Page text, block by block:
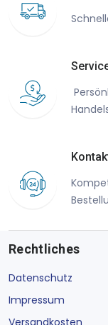
Rechtliches
Datenschutz
Impressum
Versandkosten